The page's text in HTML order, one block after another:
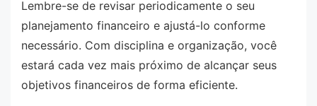
Lembre-se de revisar periodicamente o seu
planejamento financeiro e ajustá-lo conforme
necessário. Com disciplina e organização, você
estará cada vez mais próximo de alcançar seus
objetivos financeiros de forma eficiente.